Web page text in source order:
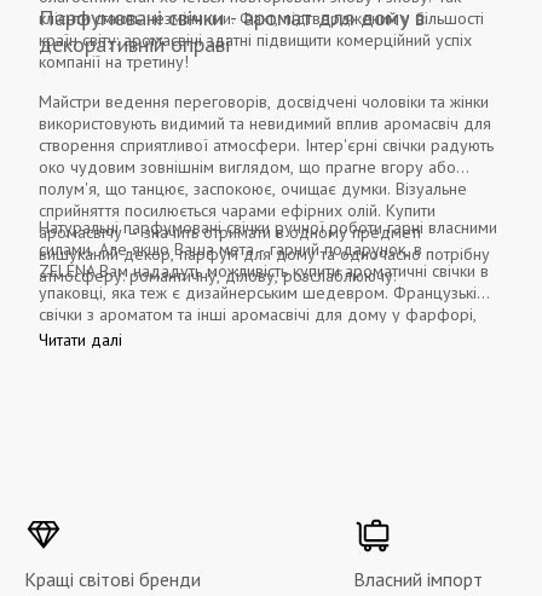
клієнти стають незмінними. Факт, підтверджений у більшості
країн світу: аромасвічі здатні підвищити комерційний успіх
компанії на третину!
Парфумовані свічки - аромат для дому в
декоративній оправі
Майстри ведення переговорів, досвідчені чоловіки та жінки
використовують видимий та невидимий вплив аромасвіч для
створення сприятливої ​​атмосфери. Інтер'єрні свічки радують
око чудовим зовнішнім виглядом, що прагне вгору або
полум'я, що танцює, заспокоює, очищає думки. Візуальне
сприйняття посилюється чарами ефірних олій. Купити
аромасвічу – значить отримати в одному предметі
вишуканий декор, парфум для дому та одночасно потрібну
атмосферу: романтичну, ділову, розслаблюючу.
Натуральні парфумовані свічки ручної роботи гарні власними
силами. Але якщо Ваша мета - гарний подарунок, в
ZELENA Вам нададуть можливість купити ароматичні свічки в
упаковці, яка теж є дизайнерським шедевром. Французькі
свічки з ароматом та інші аромасвічі для дому у фарфорі,
склі, фаянсі залишать себе слід на довгі роки у вигляді
Читати далі
Кращі світові бренди Власний імпорт